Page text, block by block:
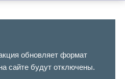
обновляет формат
сайте будут отключены.